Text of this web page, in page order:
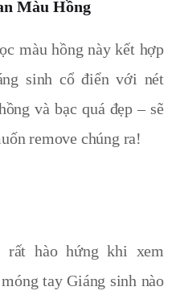
Màu Hồng
màu hồng này kết hợp
sinh cổ điển với nét
và bạc quá đẹp – sẽ
remove chúng ra!
hào hứng khi xem
tay Giáng sinh nào